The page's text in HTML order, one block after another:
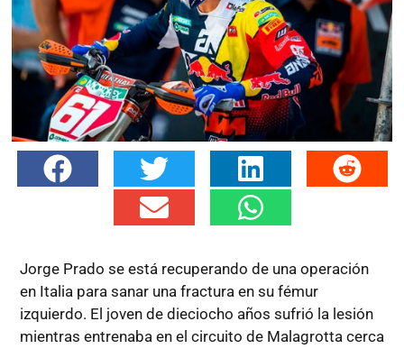
Jorge Prado se está recuperando de una operación
en Italia para sanar una fractura en su fémur
izquierdo. El joven de dieciocho años sufrió la lesión
mientras entrenaba en el circuito de Malagrotta cerca